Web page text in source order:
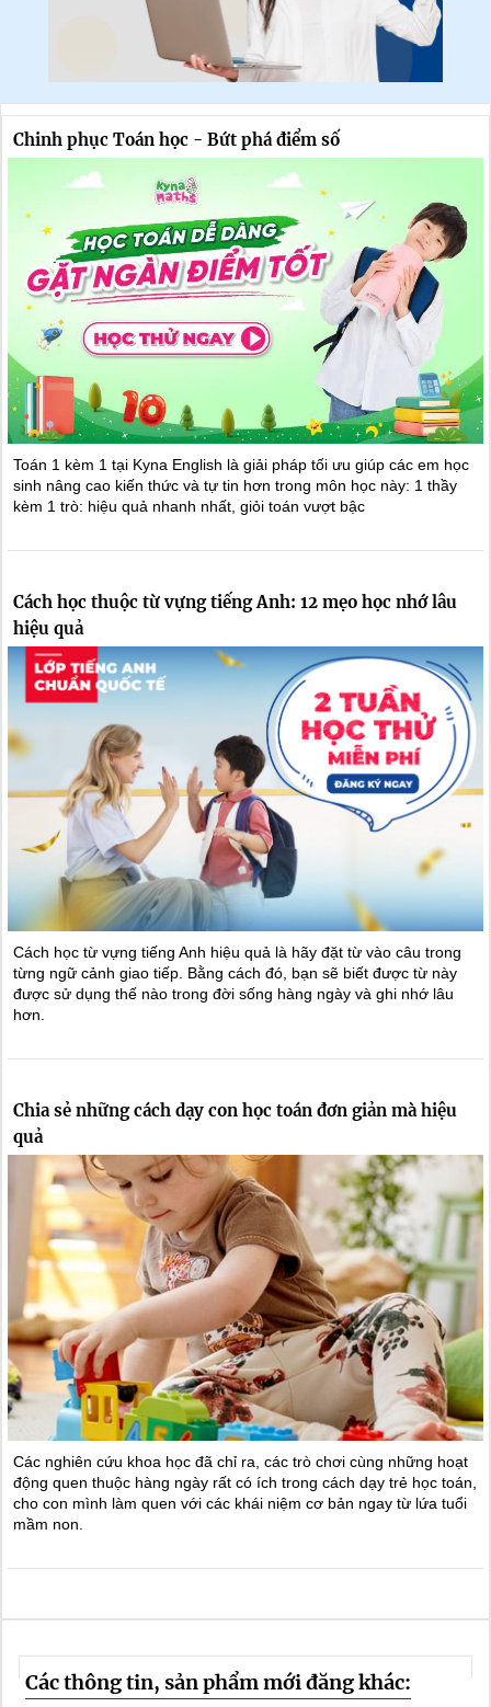
Chinh phục Toán học - Bứt phá điểm số
Toán 1 kèm 1 tại Kyna English là giải pháp tối ưu giúp các em học
sinh nâng cao kiến thức và tự tin hơn trong môn học này: 1 thầy
kèm 1 trò: hiệu quả nhanh nhất, giỏi toán vượt bậc
Cách học thuộc từ vựng tiếng Anh: 12 mẹo học nhớ lâu
hiệu quả
Cách học từ vựng tiếng Anh hiệu quả là hãy đặt từ vào câu trong
từng ngữ cảnh giao tiếp. Bằng cách đó, bạn sẽ biết được từ này
được sử dụng thế nào trong đời sống hàng ngày và ghi nhớ lâu
hơn.
Chia sẻ những cách dạy con học toán đơn giản mà hiệu
quả
Các nghiên cứu khoa học đã chỉ ra, các trò chơi cùng những hoạt
động quen thuộc hàng ngày rất có ích trong cách dạy trẻ học toán,
cho con mình làm quen với các khái niệm cơ bản ngay từ lứa tuổi
mầm non.
Các thông tin, sản phẩm mới đăng khác: